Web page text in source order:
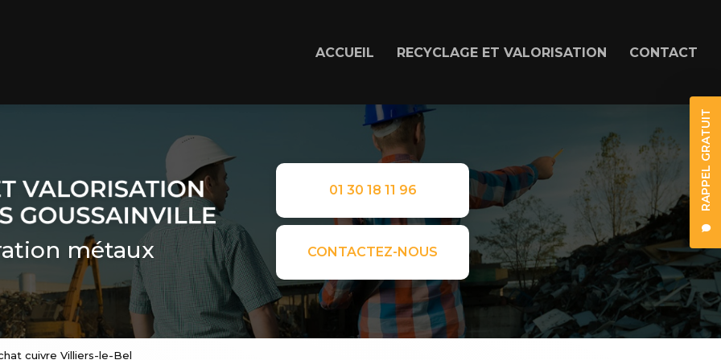
RAPPEL GRATUIT
ACCUEIL RECYCLAGE ET VALORISATION CONTACT
métaux
01 30 18 11 96
CONTACTEZ-NOUS
cuivre Villiers-le-Bel